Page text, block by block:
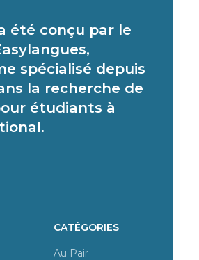
été conçu par le
spécialisé depuis
la recherche de
étudiants à
CATÉGORIES
Au Pair